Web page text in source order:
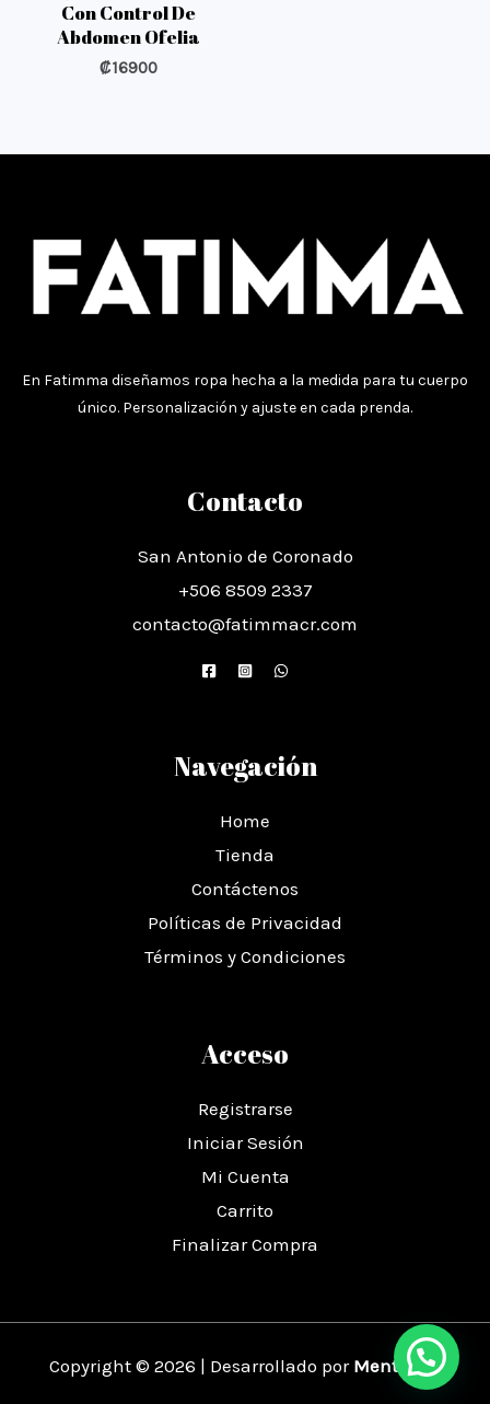
Con Control De
Abdomen Ofelia
₡16900
En Fatimma diseñamos ropa hecha a la medida para tu cuerpo
único. Personalización y ajuste en cada prenda.
Contacto
San Antonio de Coronado
+506 8509 2337
contacto@fatimmacr.com
Navegación
Home
Tienda
Contáctenos
Políticas de Privacidad
Términos y Condiciones
Acceso
Registrarse
Iniciar Sesión
Mi Cuenta
Carrito
Finalizar Compra
Copyright © 2026 | Desarrollado por Mentative